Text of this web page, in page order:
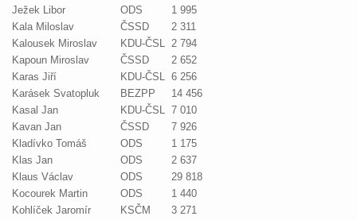
Ježek Libor
ODS
1 995
Kala Miloslav
ČSSD
2 311
Kalousek Miroslav
KDU-ČSL 2 794
Kapoun Miroslav
ČSSD
2 652
Karas Jiří
KDU-ČSL 6 256
Karásek Svatopluk
BEZPP
14 456
Kasal Jan
KDU-ČSL 7 010
Kavan Jan
ČSSD
7 926
Kladívko Tomáš
ODS
1 175
Klas Jan
ODS
2 637
Klaus Václav
ODS
29 818
Kocourek Martin
ODS
1 440
Kohlíček Jaromír
KSČM
3 271